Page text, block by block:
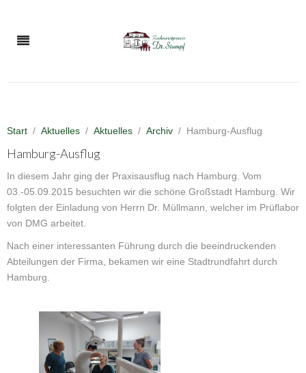
Start Aktuelles Aktuelles Archiv Hamburg-Ausflug
Hamburg-Ausflug
In diesem Jahr ging der Praxisausflug nach Hamburg. Vom
03.-05.09.2015 besuchten wir die schöne Großstadt Hamburg. Wir
folgten der Einladung von Herrn Dr. Müllmann, welcher im Prüflabor
von DMG arbeitet.
Nach einer interessanten Führung durch die beeindruckenden
Abteilungen der Firma, bekamen wir eine Stadtrundfahrt durch
Hamburg.